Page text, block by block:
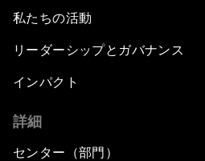
私たちの活動
リーダーシップとガバナンス
インパクト
詳細
センター（部門）